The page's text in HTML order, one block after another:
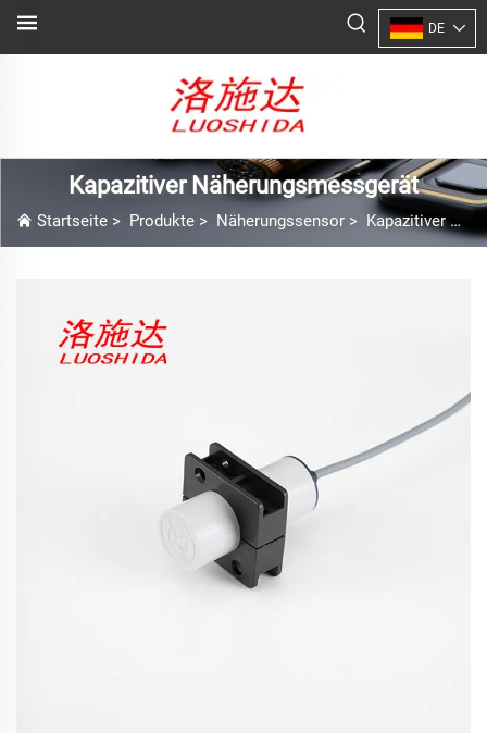
DE
Kapazitiver Näherungsmessgerät
Startseite > Produkte > Näherungssensor > Kapazitiver Näherungsmessgerät